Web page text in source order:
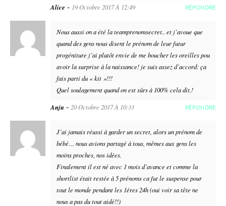
Alice - 19 Octobre 2017 À 12:49 RÉPONDRE
Nous aussi on a été la teamprenomsecret.. et j’avoue que
quand des gens nous disent le prénom de leur futur
progéniture j’ai plutôt envie de me boucher les oreilles pou
avoir la surprise à la naissance! je suis assez d’accord: ça
fais parti du « kit »!!!
Quel soulagement quand on est sûrs à 100% cela dit.!
Anju - 20 Octobre 2017 À 10:33 RÉPONDRE
J’ai jamais réussi à garder un secret, alors un prénom de
bébé… nous avions partagé à tous, mêmes aux gens les
moins proches, nos idées.
Finalement il est né avec 1 mois d’avance et comme la
shortlist était restée à 5 prénoms ca fut le suspense pour
tout le monde pendant les 1ères 24h (oui voir sa tête ne
nous a pas du tout aidé!!)